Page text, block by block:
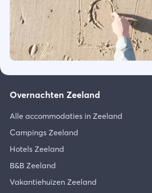
Overnachten Zeeland
Alle accommodaties in Zeeland
Campings Zeeland
Hotels Zeeland
B&B Zeeland
Vakantiehuizen Zeeland